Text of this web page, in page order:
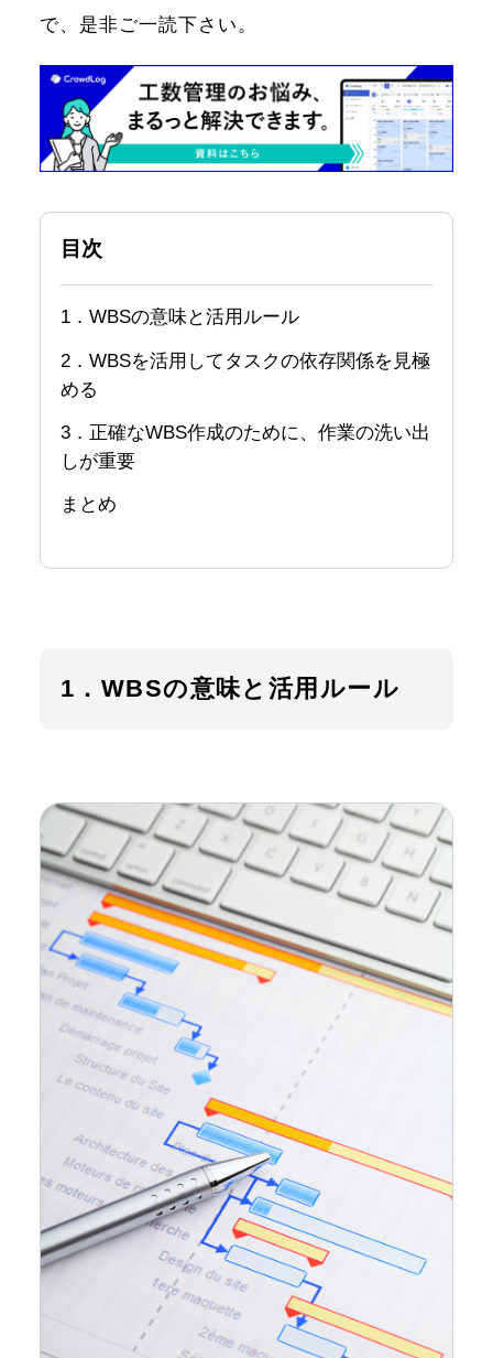
で、是非ご一読下さい。
目次
1．WBSの意味と活用ルール
2．WBSを活用してタスクの依存関係を見極
める
3．正確なWBS作成のために、作業の洗い出
しが重要
まとめ
1．WBSの意味と活用ルール